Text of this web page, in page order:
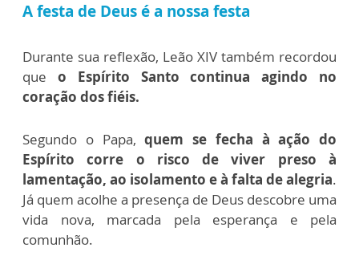
A festa de Deus é a nossa festa
Durante sua reflexão, Leão XIV também recordou
que o Espírito Santo continua agindo no
coração dos fiéis.
Segundo o Papa,quem se fecha à ação do
Espírito corre o risco de viver preso à
lamentação, ao isolamento e à falta de alegria.
Já quem acolhe a presença de Deus descobre uma
vida nova, marcada pela esperança e pela
comunhão.